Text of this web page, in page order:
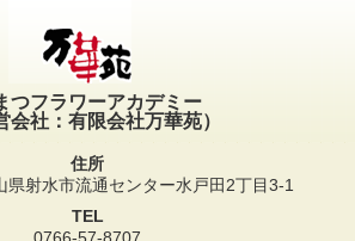
つフラワーアカデミー
会社：有限会社万華苑）
住所
県射水市流通センター水戸田2丁目3-1
TEL
0766-57-8707